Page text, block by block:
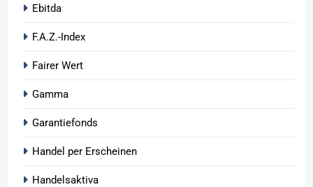
Ebitda
F.A.Z.-Index
Fairer Wert
Gamma
Garantiefonds
Handel per Erscheinen
Handelsaktiva